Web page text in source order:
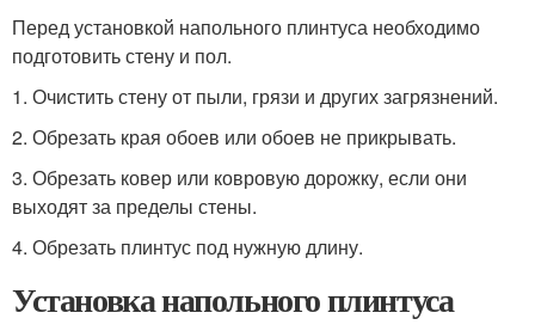
Перед установкой напольного плинтуса необходимо
подготовить стену и пол.
1. Очистить стену от пыли, грязи и других загрязнений.
2. Обрезать края обоев или обоев не прикрывать.
3. Обрезать ковер или ковровую дорожку, если они
выходят за пределы стены.
4. Обрезать плинтус под нужную длину.
Установка напольного плинтуса